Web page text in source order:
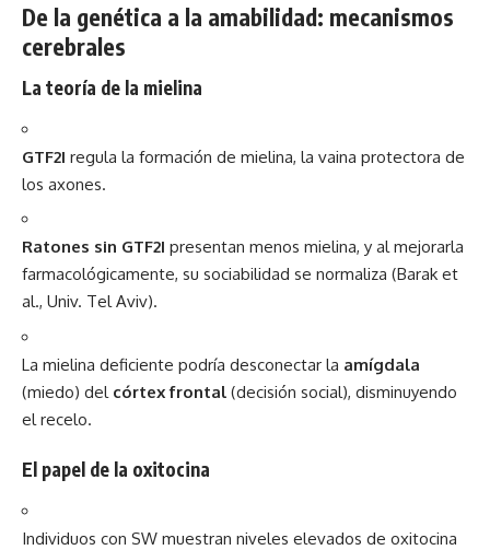
De la genética a la amabilidad: mecanismos
cerebrales
La teoría de la mielina
GTF2I regula la formación de mielina, la vaina protectora de
los axones.
Ratones sin GTF2I presentan menos mielina, y al mejorarla
farmacológicamente, su sociabilidad se normaliza (Barak et
al., Univ. Tel Aviv).
La mielina deficiente podría desconectar la amígdala
(miedo) del córtex frontal (decisión social), disminuyendo
el recelo.
El papel de la oxitocina
Individuos con SW muestran niveles elevados de oxitocina